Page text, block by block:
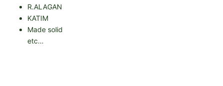
R.ALAGAN
KATIM
Made solid
etc…